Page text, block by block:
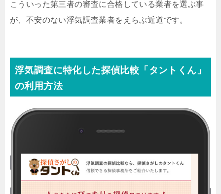
こういった第三者の審査に合格している業者を選ぶ事
が、不安のない浮気調査業者をえらぶ近道です。
浮気調査に特化した探偵比較「タントくん」
の利用方法